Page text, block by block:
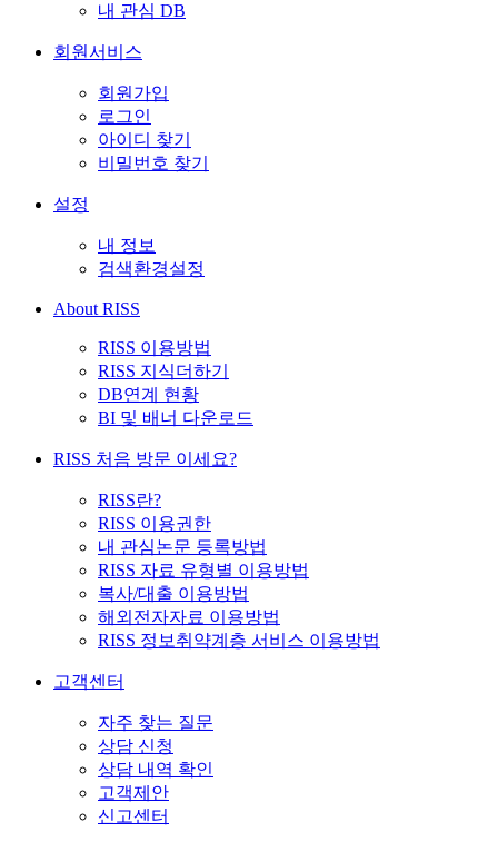
내 관심 DB
회원서비스
회원가입
로그인
아이디 찾기
비밀번호 찾기
설정
내 정보
검색환경설정
About RISS
RISS 이용방법
RISS 지식더하기
DB연계 현황
BI 및 배너 다운로드
RISS 처음 방문 이세요?
RISS란?
RISS 이용권한
내 관심논문 등록방법
RISS 자료 유형별 이용방법
복사/대출 이용방법
해외전자자료 이용방법
RISS 정보취약계층 서비스 이용방법
고객센터
자주 찾는 질문
상담 신청
상담 내역 확인
고객제안
신고센터